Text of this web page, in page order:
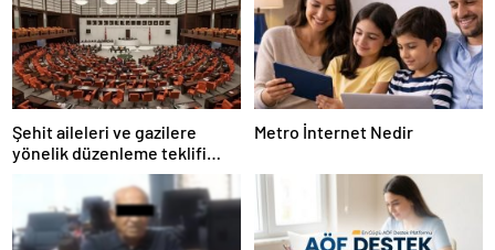
Şehit aileleri ve gazilere
yönelik düzenleme teklifi
Meclis’te kabul edildi
Metro İnternet Nedir